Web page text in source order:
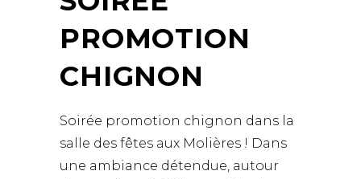
PROMOTION
CHIGNON
Soirée promotion chignon dans la
salle des fêtes aux Molières ! Dans
une ambiance détendue, autour